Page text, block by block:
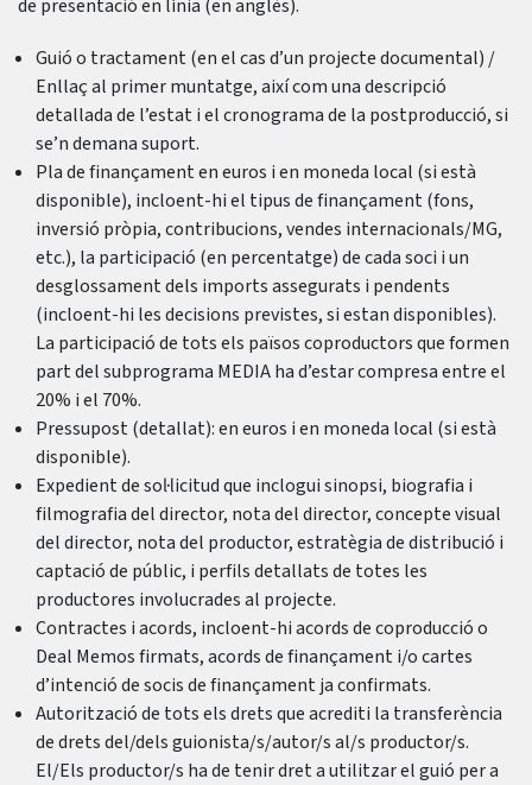
de presentació en línia (en anglès).
Guió o tractament (en el cas d’un projecte documental) /
Enllaç al primer muntatge, així com una descripció
detallada de l’estat i el cronograma de la postproducció, si
se’n demana suport.
Pla de finançament en euros i en moneda local (si està
disponible), incloent-hi el tipus de finançament (fons,
inversió pròpia, contribucions, vendes internacionals/MG,
etc.), la participació (en percentatge) de cada soci i un
desglossament dels imports assegurats i pendents
(incloent-hi les decisions previstes, si estan disponibles).
La participació de tots els països coproductors que formen
part del subprograma MEDIA ha d’estar compresa entre el
20% i el 70%.
Pressupost (detallat): en euros i en moneda local (si està
disponible).
Expedient de sol·licitud que inclogui sinopsi, biografia i
filmografia del director, nota del director, concepte visual
del director, nota del productor, estratègia de distribució i
captació de públic, i perfils detallats de totes les
productores involucrades al projecte.
Contractes i acords, incloent-hi acords de coproducció o
Deal Memos firmats, acords de finançament i/o cartes
d’intenció de socis de finançament ja confirmats.
Autorització de tots els drets que acrediti la transferència
de drets del/dels guionista/s/autor/s al/s productor/s.
El/Els productor/s ha de tenir dret a utilitzar el guió per a